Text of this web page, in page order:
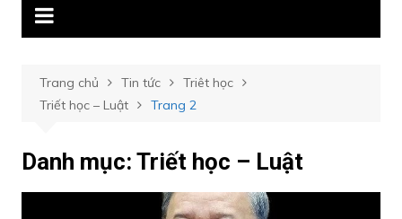
Trang chủ Tin tức
Triêt học
Triết học – Luật
Trang 2
Danh mục: Triết học – Luật